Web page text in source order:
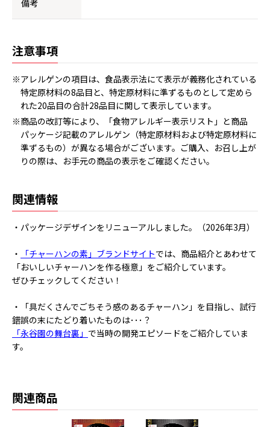
備考
注意事項
※アレルゲンの項目は、食品表示法にて表示が義務化されている
特定原材料の8品目と、特定原材料に準ずるものとして定めら
れた20品目の合計28品目に関して表示しています。
※商品の改訂等により、「食物アレルギー表示リスト」と商品
パッケージ記載のアレルゲン（特定原材料および特定原材料に
準ずるもの）が異なる場合がございます。ご購入、お召し上が
りの際は、お手元の商品の表示をご確認ください。
関連情報
・パッケージデザインをリニューアルしました。（2026年3月）
・ 「チャーハンの素」ブランドサイトでは、商品紹介とあわせて
「おいしいチャーハンを作る極意」をご紹介しています。
ぜひチェックしてください！
・「具だくさんでごちそう感のあるチャーハン」を目指し、試行
錯誤の末にたどり着いたものは･･･？
「永谷園の舞台裏」 で当時の開発エピソードをご紹介していま
す。
関連商品